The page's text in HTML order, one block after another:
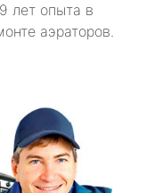
9 лет опыта в
аэраторов.